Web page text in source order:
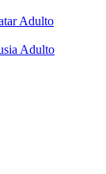
Adulto
Adulto